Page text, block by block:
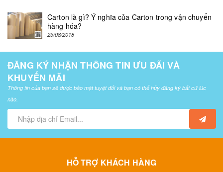
Carton là gì? Ý nghĩa của Carton trong vận chuyển
hàng hóa?
25/08/2018
ĐĂNG KÝ NHẬN THÔNG TIN ƯU ĐÃI VÀ
KHUYẾN MÃI
Thông tin của bạn sẽ được bảo mật tuyệt đối và bạn có thể hủy đăng ký bất cứ lúc
nào.
HỖ TRỢ KHÁCH HÀNG